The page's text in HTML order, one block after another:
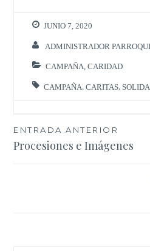
JUNIO 7, 2020
ADMINISTRADOR
CAMPAÑA ,CARIDAD
CAMPAÑA ,CARITAS
Navegación
de
ENTRADA ANTERIOR
Procesiones e Imágenes